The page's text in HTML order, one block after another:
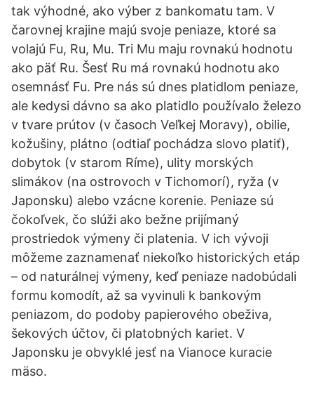
tak výhodné, ako výber z bankomatu tam. V
čarovnej krajine majú svoje peniaze, ktoré sa
volajú Fu, Ru, Mu. Tri Mu maju rovnakú hodnotu
ako päť Ru. Šesť Ru má rovnakú hodnotu ako
osemnásť Fu. Pre nás sú dnes platidlom peniaze,
ale kedysi dávno sa ako platidlo používalo železo
v tvare prútov (v časoch Veľkej Moravy), obilie,
kožušiny, plátno (odtiaľ pochádza slovo platiť),
dobytok (v starom Ríme), ulity morských
slimákov (na ostrovoch v Tichomorí), ryža (v
Japonsku) alebo vzácne korenie. Peniaze sú
čokoľvek, čo slúži ako bežne prijímaný
prostriedok výmeny či platenia. V ich vývoji
môžeme zaznamenať niekoľko historických etáp
– od naturálnej výmeny, keď peniaze nadobúdali
formu komodít, až sa vyvinuli k bankovým
peniazom, do podoby papierového obeživa,
šekových účtov, či platobných kariet. V
Japonsku je obvyklé jesť na Vianoce kuracie
mäso.